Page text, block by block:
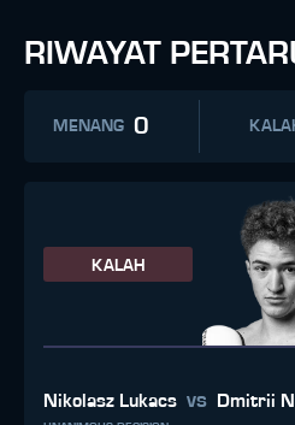
RIWAYAT
MENANG 0
KALAH
Nikolasz Lukacs vs Dmitrii